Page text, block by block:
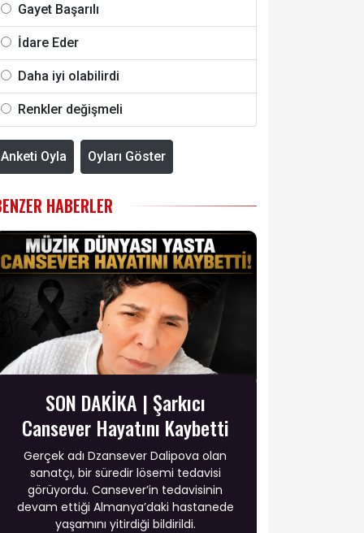
Gayet Başarılı
İdare Eder
Daha iyi olabilirdi
Renkler değişmeli
Anketi Oyla Oyları Göster
HABERLER
SON DAKİKA | Şarkıcı
Cansever Hayatını Kaybetti
Gerçek adı Dzansever Dalipova olan
sanatçı, bir süredir lösemi tedavisi
görüyordu. Cansever’in tedavisinin
devam ettiği Almanya’daki hastanede
yaşamını yitirdiği bildirildi.